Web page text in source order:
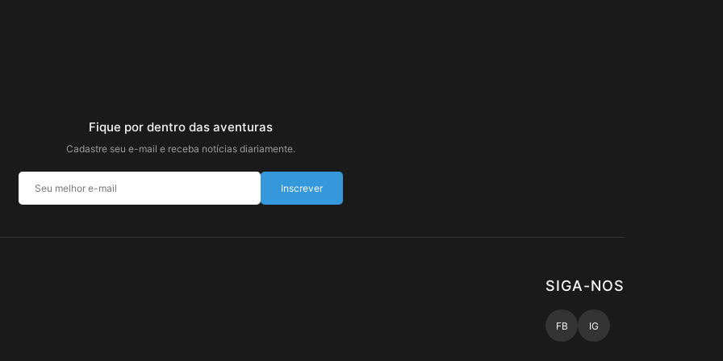
Fique por dentro das aventuras
Cadastre seu e-mail e receba notícias diariamente.
Inscrever
SIGA-NOS
FB IG